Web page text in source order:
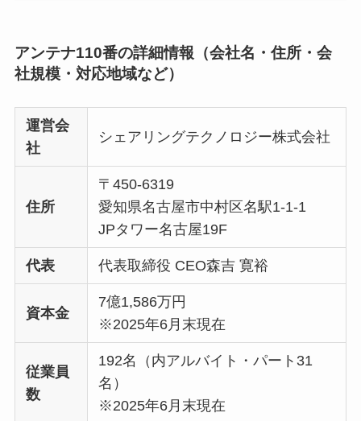
アンテナ110番の詳細情報（会社名・住所・会
社規模・対応地域など）
運営会
社
シェアリングテクノロジー株式会社
住所
〒450-6319
愛知県名古屋市中村区名駅1-1-1
JPタワー名古屋19F
代表 代表取締役 CEO森吉 寛裕
資本金
7億1,586万円
※2025年6月末現在
従業員
数
192名（内アルバイト・パート31
名）
※2025年6月末現在